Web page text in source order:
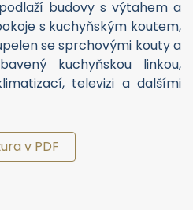
budovy s výtahem a
s kuchyňským koutem,
se sprchovými kouty a
kuchyňskou linkou,
televizi a dalšími
v PDF